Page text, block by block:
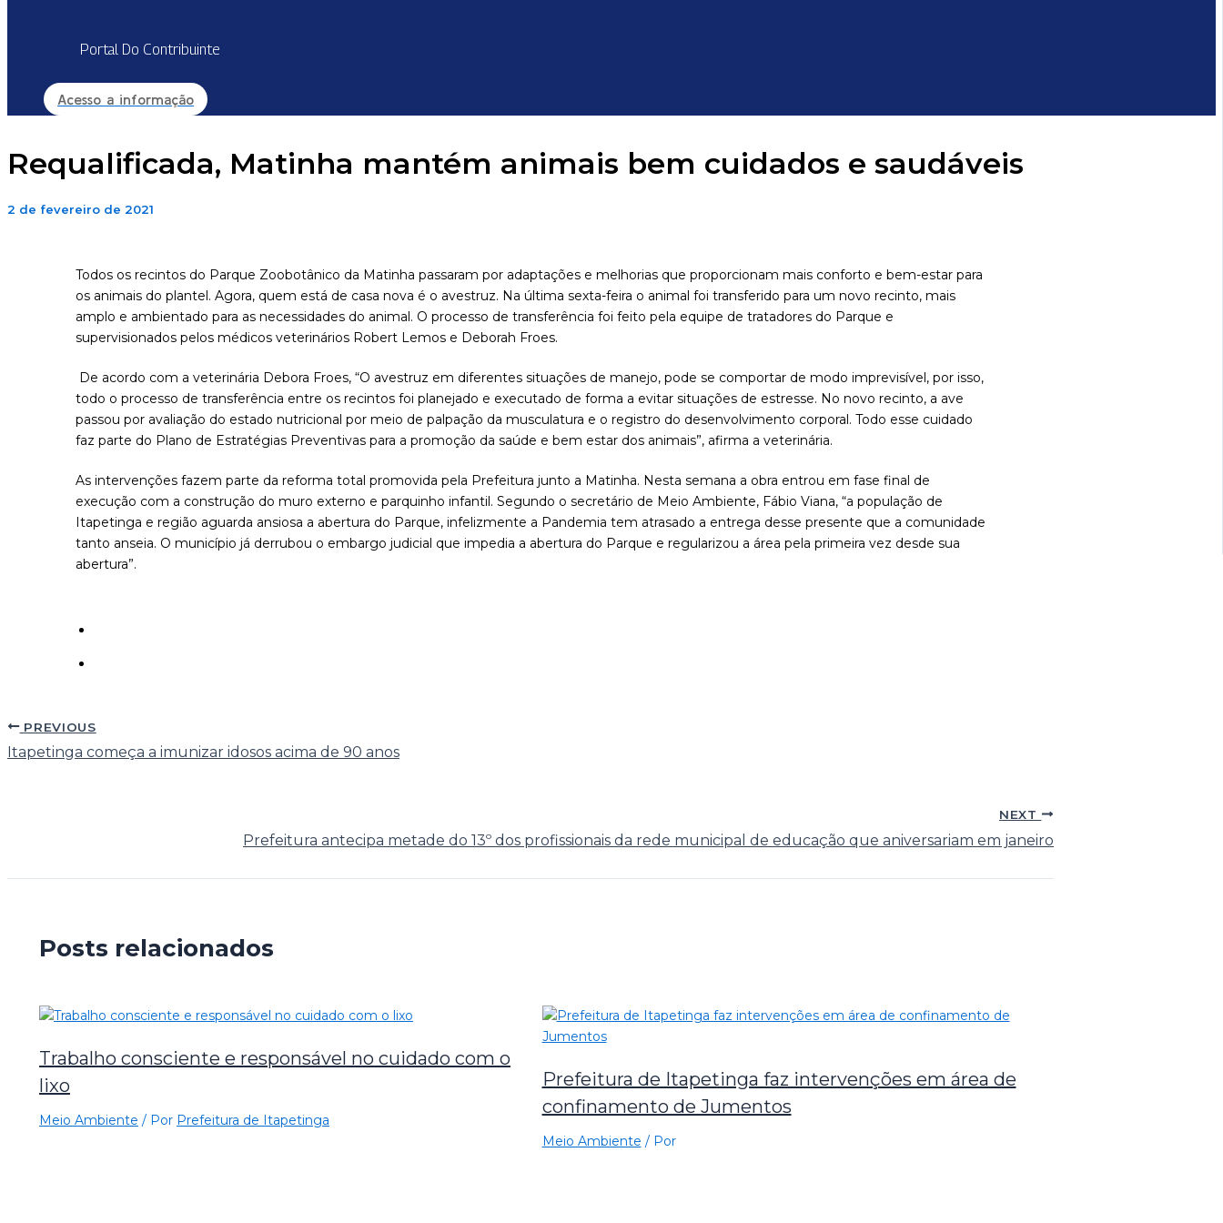
Portal Do Contribuinte
Acesso a informação
Requalificada, Matinha mantém animais bem cuidados e saudáveis
2 de fevereiro de 2021
Todos os recintos do Parque Zoobotânico da Matinha passaram por adaptações e melhorias que proporcionam mais conforto e bem-estar para
os animais do plantel. Agora, quem está de casa nova é o avestruz. Na última sexta-feira o animal foi transferido para um novo recinto, mais
amplo e ambientado para as necessidades do animal. O processo de transferência foi feito pela equipe de tratadores do Parque e
supervisionados pelos médicos veterinários Robert Lemos e Deborah Froes.
De acordo com a veterinária Debora Froes, “O avestruz em diferentes situações de manejo, pode se comportar de modo imprevisível, por isso,
todo o processo de transferência entre os recintos foi planejado e executado de forma a evitar situações de estresse. No novo recinto, a ave
passou por avaliação do estado nutricional por meio de palpação da musculatura e o registro do desenvolvimento corporal. Todo esse cuidado
faz parte do Plano de Estratégias Preventivas para a promoção da saúde e bem estar dos animais”, afirma a veterinária.
As intervenções fazem parte da reforma total promovida pela Prefeitura junto a Matinha. Nesta semana a obra entrou em fase final de
execução com a construção do muro externo e parquinho infantil. Segundo o secretário de Meio Ambiente, Fábio Viana, “a população de
Itapetinga e região aguarda ansiosa a abertura do Parque, infelizmente a Pandemia tem atrasado a entrega desse presente que a comunidade
tanto anseia. O município já derrubou o embargo judicial que impedia a abertura do Parque e regularizou a área pela primeira vez desde sua
abertura”.
PREVIOUS
Itapetinga começa a imunizar idosos acima de 90 anos
NEXT
Prefeitura antecipa metade do 13º dos profissionais da rede municipal de educação que aniversariam em janeiro
Posts relacionados
Trabalho consciente e responsável no cuidado com o
lixo
Meio Ambiente / Por Prefeitura de Itapetinga
Prefeitura de Itapetinga faz intervenções em área de
confinamento de Jumentos
Meio Ambiente / Por